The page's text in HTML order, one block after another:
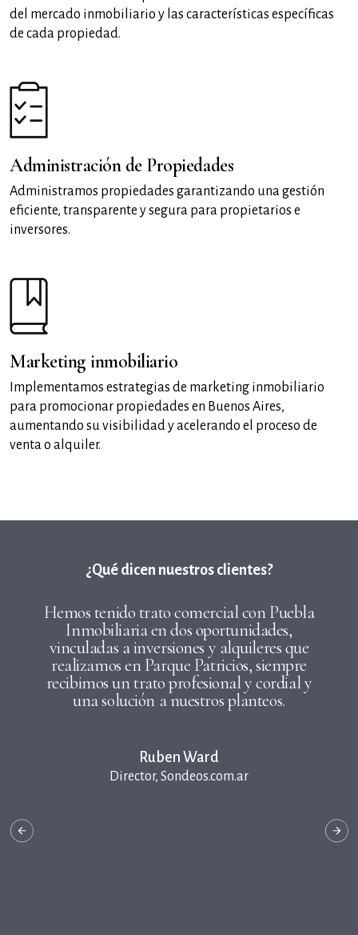
del mercado inmobiliario y las características específicas
de cada propiedad.
Administración de Propiedades
Administramos propiedades garantizando una gestión
eficiente, transparente y segura para propietarios e
inversores.
Marketing inmobiliario
Implementamos estrategias de marketing inmobiliario
para promocionar propiedades en Buenos Aires,
aumentando su visibilidad y acelerando el proceso de
venta o alquiler.
¿Qué dicen nuestros clientes?
Hemos tenido trato comercial con Puebla
Inmobiliaria en dos oportunidades,
vinculadas a inversiones y alquileres que
realizamos en Parque Patricios, siempre
recibimos un trato profesional y cordial y
una solución a nuestros planteos.
Ruben Ward
Director, Sondeos.com.ar